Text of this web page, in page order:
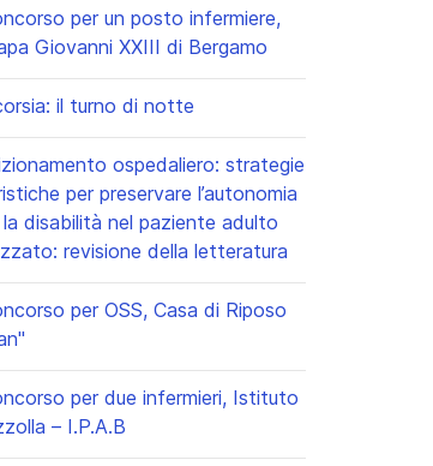
per un posto infermiere,
Giovanni XXIII di Bergamo
il turno di notte
ospedaliero: strategie
per preservare l’autonomia
la disabilità nel paziente adulto
revisione della letteratura
per OSS, Casa di Riposo
per due infermieri, Istituto
– I.P.A.B